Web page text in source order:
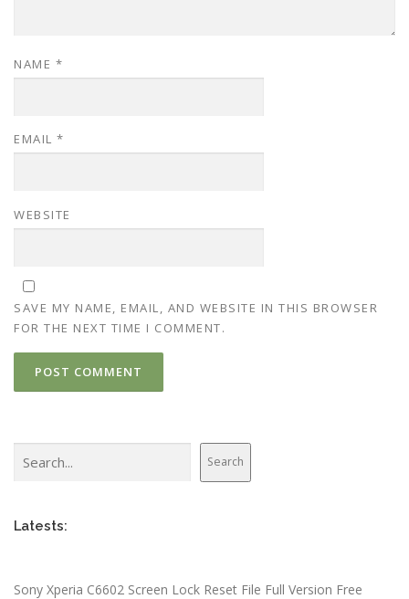
NAME *
EMAIL *
WEBSITE
SAVE MY NAME, EMAIL, AND WEBSITE IN THIS BROWSER
FOR THE NEXT TIME I COMMENT.
Search
Latests:
Sony Xperia C6602 Screen Lock Reset File Full Version Free